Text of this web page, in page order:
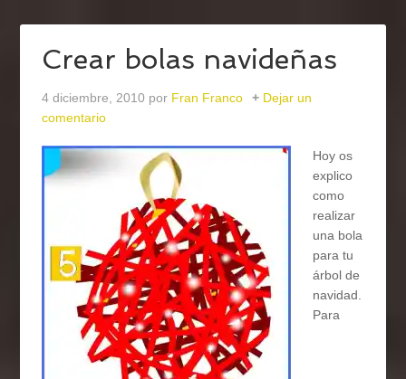
Crear bolas navideñas
4 diciembre, 2010 por Fran Franco
Dejar un
comentario
Hoy os
explico
como
realizar
una bola
para tu
árbol de
navidad.
Para